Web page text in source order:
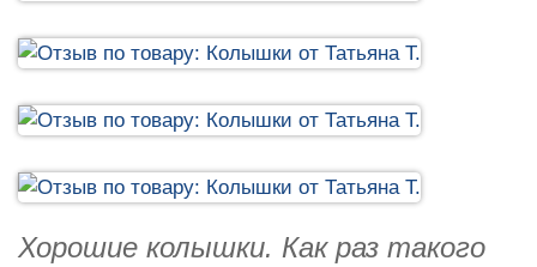
Хорошие колышки. Как раз такого